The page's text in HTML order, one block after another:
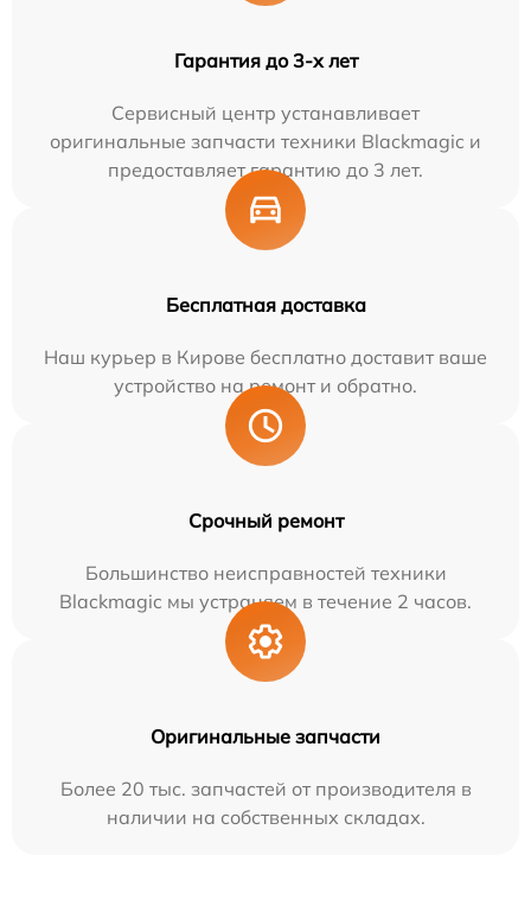
Гарантия до 3-х лет
Сервисный центр устанавливает
оригинальные запчасти техники Blackmagic и
предоставляет гарантию до 3 лет.
Бесплатная доставка
Наш курьер в Кирове бесплатно доставит ваше
устройство на ремонт и обратно.
Срочный ремонт
Большинство неисправностей техники
Blackmagic мы устраняем в течение 2 часов.
Оригинальные запчасти
Более 20 тыс. запчастей от производителя в
наличии на собственных складах.